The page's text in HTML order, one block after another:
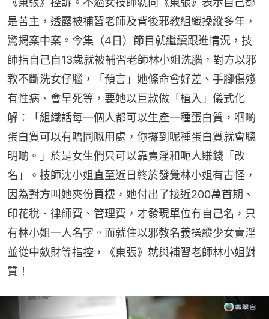
是苦主，透露被補習老師及背後邪教組織操縱多年，
驚揭案中案。今集（4日）節目就繼續跟進情況，技
師指自己自13歲就被補習老師林小姐洗腦，對方以邪
教不斷洗女仔腦，「預言」她條命會好差、手腳傷殘
有性病、會早死等，要她以巨款做「植入」儀式化
解：「組織話每一個人都可以生產一種蛋白質，嗰啲
蛋白質可以有唔同嘅用處，你攞到呢種蛋白質就會聰
明啲。」於是女生們只可以靠賣淫和呃人賺錢「改
名」。技師沈小姐直至近日終於發覺林小姐有古怪，
因為對方叫她夾份買樓，她付出了接近200萬首期、
印花稅、律師費、管理費，才發現單位冇自己名，只
有林小姐一人名字。而就住以邪教名義操縱少女賣淫
並從中斂財等指控，《東張》就與補習老師林小姐對
質！